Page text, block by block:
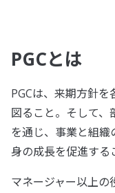
PGCとは
PGCは、来期方針
図ること。そして、
を通じ、事業と組
身の成長を促進する
マネージャー以上の